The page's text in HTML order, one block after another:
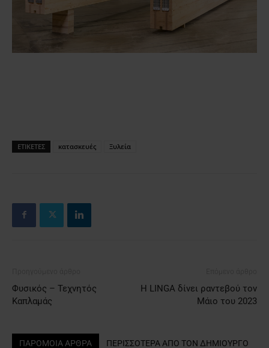
ΕΤΙΚΕΤΕΣ κατασκευές Ξυλεία
Φυσικός – Τεχνητός
Καπλαμάς
Η LINGA δίνει ραντεβού τον
Μάιο του 2023
ΠΑΡΟΜΟΙΑ ΑΡΘΡΑ ΠΕΡΙΣΣΟΤΕΡΑ ΑΠΟ ΤΟΝ ΔΗΜΙΟΥΡΓΟ